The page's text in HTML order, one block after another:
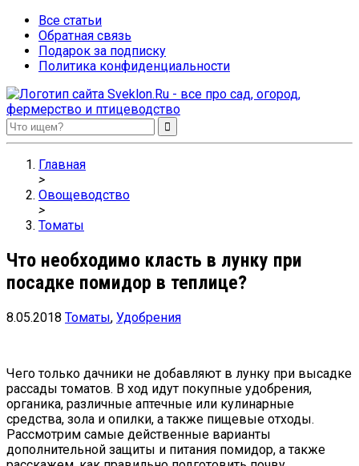
Все статьи
Обратная связь
Подарок за подписку
Политика конфиденциальности
Sveklon.Ru – все про сад, огород, фермерство и птицеводство
Главная
>
Овощеводство
>
Томаты
Что необходимо класть в лунку при
посадке помидор в теплице?
8.05.2018 Томаты, Удобрения
Чего только дачники не добавляют в лунку при высадке
рассады томатов. В ход идут покупные удобрения,
органика, различные аптечные или кулинарные
средства, зола и опилки, а также пищевые отходы.
Рассмотрим самые действенные варианты
дополнительной защиты и питания помидор, а также